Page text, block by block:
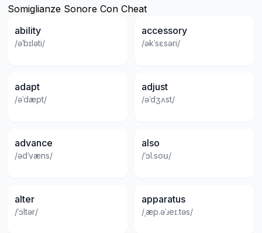
Somiglianze Sonore Con Cheat
ability
/əˈbɪləti/
accessory
/əkˈsɛsəri/
adapt
/əˈdæpt/
adjust
/əˈdʒʌst/
advance
/ədˈvæns/
also
/ˈɔl.soʊ/
alter
/ˈɔltər/
apparatus
/ˌæp.əˈɹeɪ.təs/